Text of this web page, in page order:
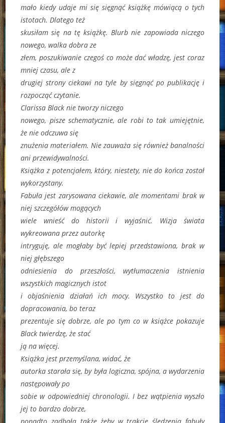
mało kiedy udaje mi się sięgnąć książkę mówiącą o tych
istotach. Dlatego też
skusiłam się na tę książkę. Blurb nie zapowiada niczego
nowego, walka dobra ze
złem, poszukiwanie czegoś co może dać władzę, jest coraz
mniej czasu, ale z
drugiej strony ciekawi na tyle by sięgnąć po publikację i
rozpocząć czytanie.
Clarissa Black nie tworzy niczego
nowego, pisze schematycznie, ale robi to tak umiejętnie,
że nie odczuwa się
znużenia materiałem. Nie zauważa się również banalności
ani przewidywalności.
Książka z potencjałem, który, niestety, nie do końca został
wykorzystany.
Fabuła jest zarysowana ciekawie, ale momentami brak w
niej szczegółów mogących
wiele wnieść do historii i wyjaśnić. Wizja świata
wykreowana przez autorkę
intryguję, ale mogłaby być lepiej przedstawiona, brak w
niej głębszego
odniesienia do przeszłości, wytłumaczenia istnienia
wszystkich magicznych istot
i objaśnienia działań ich mocy. Wszystko to jest do
dopracowania, bo teraz
prezentuje się dobrze, ale po tym co w książce pokazuje
Black twierdzę, że stać
ją na więcej.
Książka jest przemyślana, widać, że
autorka starała się, by była logiczna, spójna, a wydarzenia
następowały po
sobie w odpowiedniej chronologii. I bez wątpienia wyszło
jej to bardzo dobrze,